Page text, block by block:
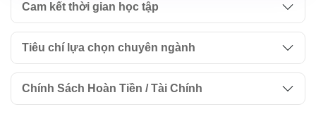
Cam kết thời gian học tập
Tiêu chí lựa chọn chuyên ngành
Chính Sách Hoàn Tiền / Tài Chính